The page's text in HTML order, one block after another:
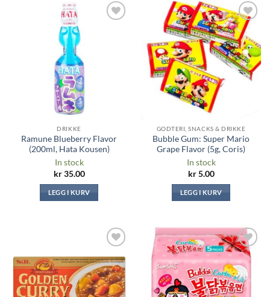
DRIKKE
Ramune Blueberry Flavor
(200ml, Hata Kousen)
In stock
kr35.00
LEGG I KURV
Legg til i
ønskeliste
GODTERI, SNACKS & DRIKKE
Bubble Gum: Super Mario
Grape Flavor (5g, Coris)
In stock
kr5.00
LEGG I KURV
ønskeliste
Legg til i
ønskeliste